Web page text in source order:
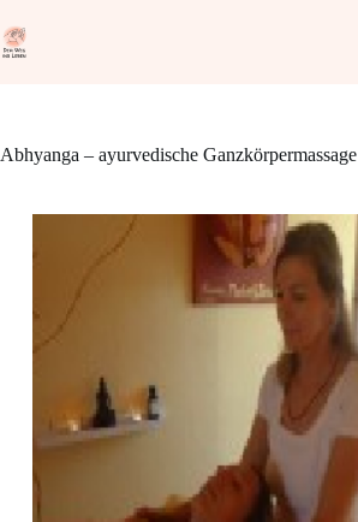
Inhalt
springen
Abhyanga – ayurvedische Ganzkörpermassage